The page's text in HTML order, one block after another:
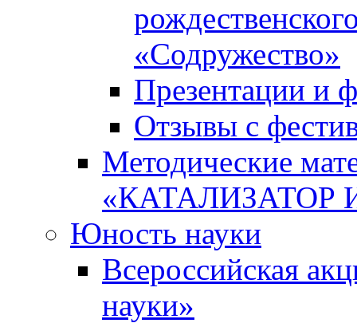
«Содружество»
Презентации и
Отзывы с
Методические
«КАТАЛИЗАТОР
Юность науки
Всероссийская
науки»